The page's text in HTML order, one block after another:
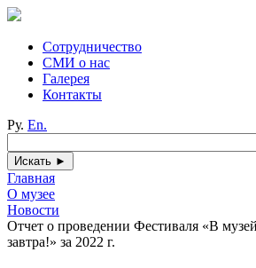
Сотрудничество
СМИ о нас
Галерея
Контакты
Ру. En.
Главная
О музее
Новости
Отчет о проведении Фестиваля «В
завтра!» за 2022 г.